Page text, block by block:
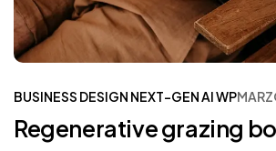
BUSINESS DESIGN NEXT-GEN AIWP
Regenerative grazing